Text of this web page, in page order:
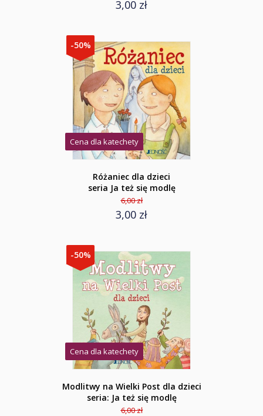
3,00 zł
-50%
Cena dla katechety
Różaniec dla dzieci
seria Ja też się modlę
6,00 zł
3,00 zł
-50%
Cena dla katechety
Modlitwy na Wielki Post dla dzieci
seria: Ja też się modlę
6,00 zł